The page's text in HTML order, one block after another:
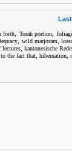
forth, Torah portion,
wild marjoram ,
lectures,kantonesische
the fact that hibernation